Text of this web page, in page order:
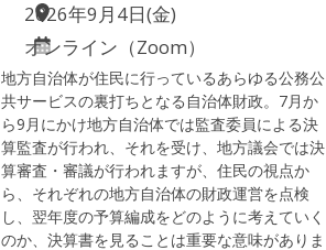
2026年9月4日(金)
オンライン（Zoom）
地方自治体が住民に行っているあらゆる公務公
共サービスの裏打ちとなる自治体財政。7月か
ら9月にかけ地方自治体では監査委員による決
算監査が行われ、それを受け、地方議会では決
算審査・審議が行われますが、住民の視点か
ら、それぞれの地方自治体の財政運営を点検
し、翌年度の予算編成をどのように考えていく
のか、決算書を見ることは重要な意味がありま